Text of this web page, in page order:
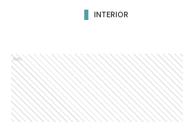
INTERIOR
Ads